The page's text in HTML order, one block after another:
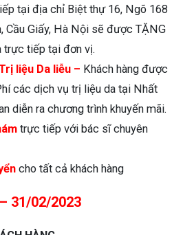
tại địa chỉ Biệt thự 16, Ngõ 168
Cầu Giấy, Hà Nội sẽ được TẶNG
trực tiếp tại đơn vị.
liệu Da liễu – Khách hàng được
các dịch vụ trị liệu da tại Nhất
diễn ra chương trình khuyến mãi.
trực tiếp với bác sĩ chuyên
cho tất cả khách hàng
31/02/2023